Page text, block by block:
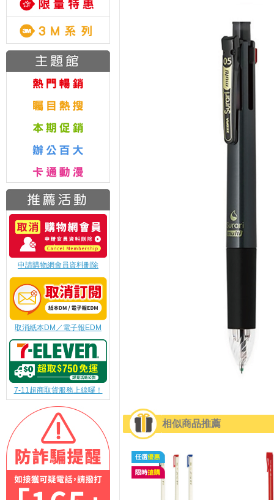
申請購物網會員資料刪除
取消紙本DM／電子報EDM
7-11超商取貨服務上線囉！
相似商品推薦